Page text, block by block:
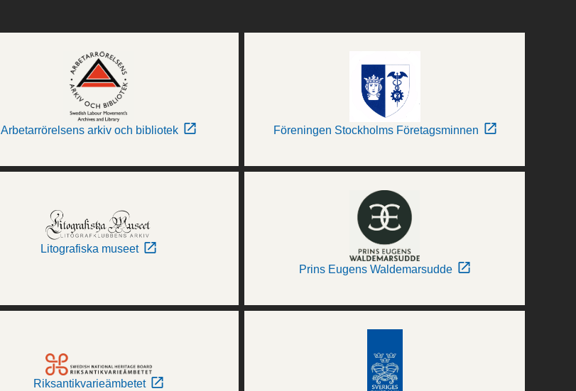
Arbetarrörelsens arkiv och bibliotek Föreningen Stockholms Företagsminnen
Litografiska museet
Prins Eugens Waldemarsudde
Riksantikvarieämbetet